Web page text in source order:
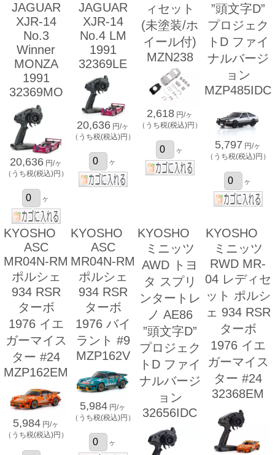
JAGUAR
XJR-14
No.3
Winner
MONZA
1991
32369MO
20,636 円/ヶ
（うち税(税込)円）
ヶ
JAGUAR
XJR-14
No.4 LM
1991
32369LE
20,636 円/ヶ
（うち税(税込)円）
ヶ
ィセット
(未塗装/ホ
イール付)
MZN238
2,618 円/ヶ
（うち税(税込)円）
ヶ
”頭文字D”
プロジェク
トD ファイ
ナルバージ
ョン
MZP485IDC
5,797 円/ヶ
（うち税(税込)円）
ヶ
KYOSHO
ASC
MR04N-RM
ポルシェ
934 RSR
ターボ
1976 イエ
ガーマイス
ター #24
MZP162EM
5,984 円/ヶ
（うち税(税込)円）
KYOSHO
ASC
MR04N-RM
ポルシェ
934 RSR
ターボ
1976 バイ
ラント #9
MZP162V
5,984 円/ヶ
（うち税(税込)円）
ヶ
KYOSHO
ミニッツ
AWD トヨ
タ スプリ
ンタートレ
ノ AE86
”頭文字D”
プロジェク
トD ファイ
ナルバージ
ョン
32656IDC
KYOSHO
ミニッツ
RWD MR-
04 レディセ
ット ポルシ
ェ 934 RSR
ターボ
1976 イエ
ガーマイス
ター #24
32368EM